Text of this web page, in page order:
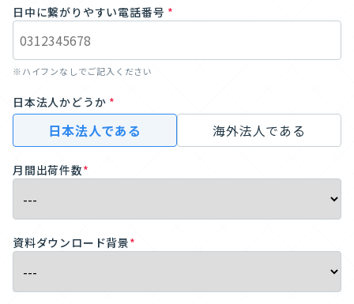
日中に繋がりやすい電話番号 *
※ハイフンなしでご記入ください
日本法人かどうか *
日本法人である 海外法人である
月間出荷件数*
資料ダウンロード背景*